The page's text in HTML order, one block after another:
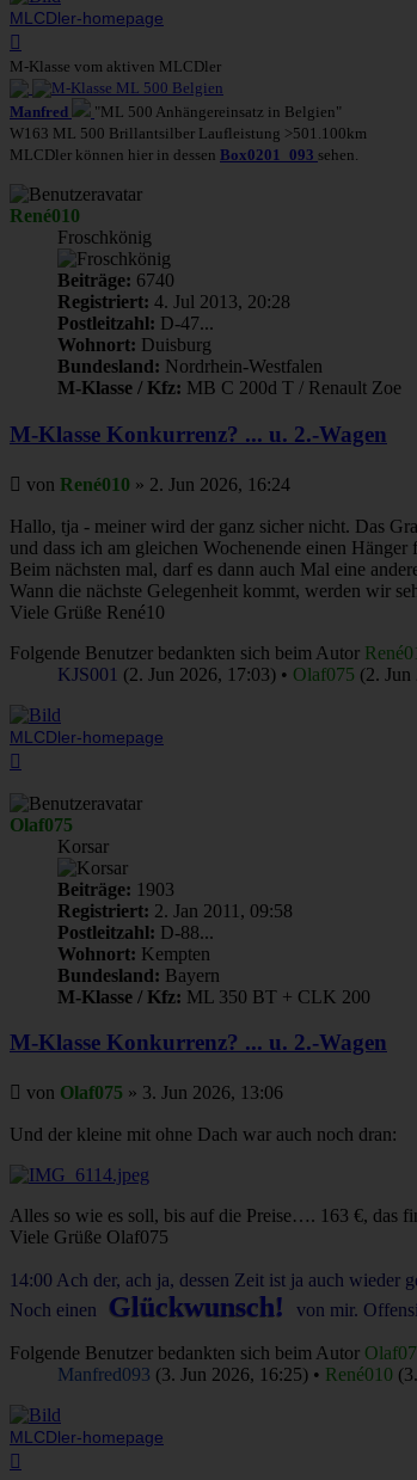
MLCDler-homepage
oben
M-Klasse vom aktiven MLCDler
Manfred
"ML 500 Anhängereinsatz in Belgien"
W163 ML 500 Brillantsilber Laufleistung >501.100km
MLCDler können hier in dessen Box0201_093 sehen.
René010
Froschkönig
Beiträge: 6740
Registriert: 4. Jul 2013, 20:28
Postleitzahl: D-47...
Wohnort: Duisburg
Bundesland: Nordrhein-Westfalen
M-Klasse / Kfz: MB C 200d T / Renault Zoe
M-Klasse Konkurrenz? ... u. 2.-Wagen
Beitrag
von René010 » 2. Jun 2026, 16:24
Hallo, tja - meiner wird der ganz sicher nicht. Das
und dass ich am gleichen Wochenende einen
Beim nächsten mal, darf es dann auch Mal eine
Wann die nächste Gelegenheit kommt, werden wir
Viele Grüße René10
Folgende Benutzer bedankten sich beim Autor
KJS001 (2. Jun 2026, 17:03) • Olaf075 (2. Jun
MLCDler-homepage
Olaf075
Korsar
Beiträge: 1903
Registriert: 2. Jan 2011, 09:58
Postleitzahl: D-88...
Wohnort: Kempten
Bundesland: Bayern
M-Klasse / Kfz: ML 350 BT + CLK 200
M-Klasse Konkurrenz? ... u. 2.-Wagen
Beitrag
von Olaf075 » 3. Jun 2026, 13:06
Und der kleine mit ohne Dach war auch noch dran:
Alles so wie es soll, bis auf die Preise…. 163 €, das
Viele Grüße Olaf075
14:00 Ach der, ach ja, dessen Zeit ist ja auch wieder
Noch einen
Glückwunsch! von mir.
Folgende Benutzer bedankten sich beim Autor
Manfred093 (3. Jun 2026, 16:25) • René010
MLCDler-homepage